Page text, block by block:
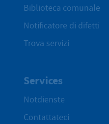
Biblioteca comunale
Notificatore di difetti
Trova servizi
Services
Notdienste
Contattateci